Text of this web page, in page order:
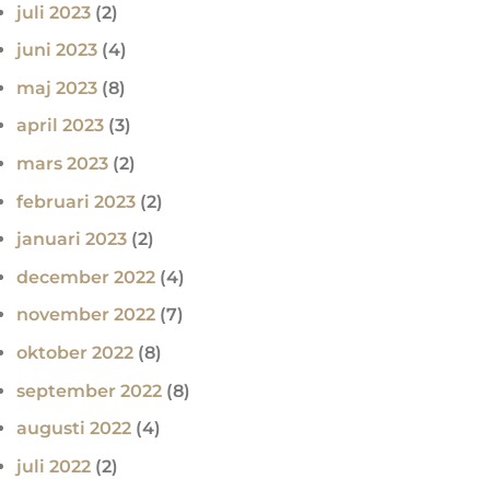
juli 2023 (2)
juni 2023 (4)
maj 2023 (8)
april 2023 (3)
mars 2023 (2)
februari 2023 (2)
januari 2023 (2)
december 2022 (4)
november 2022 (7)
oktober 2022 (8)
september 2022 (8)
augusti 2022 (4)
juli 2022 (2)